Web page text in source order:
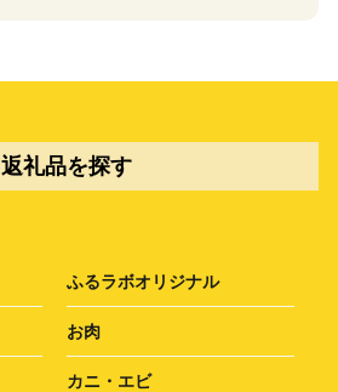
返礼品を探す
ふるラボオリジナル
お肉
カニ・エビ